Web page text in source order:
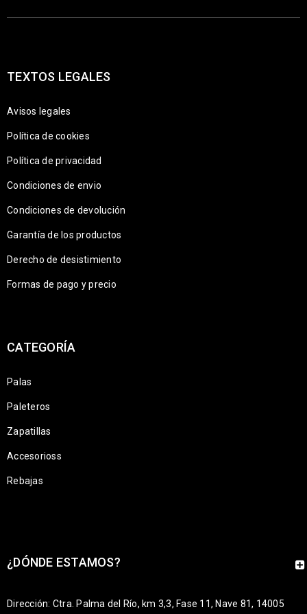
TEXTOS LEGALES
Avisos legales
Política de cookies
Política de privacidad
Condiciones de envio
Condiciones de devolución
Garantía de los productos
Derecho de desistimiento
Formas de pago y precio
CATEGORÍA
Palas
Paleteros
Zapatillas
Accesorioss
Rebajas
¿DÓNDE ESTAMOS?
Dirección: Ctra. Palma del Río, km 3,3, Fase 11, Nave 81, 14005